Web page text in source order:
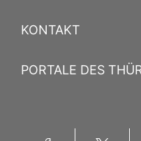
KONTAKT
PORTALE DES
Facebook Twitter